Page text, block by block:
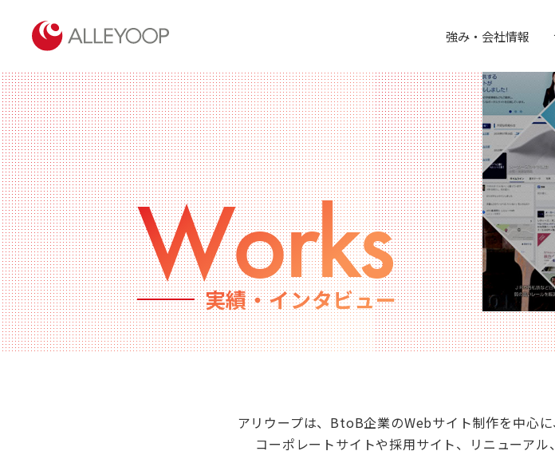
強み・会社情報
Works
実績・インタビュー
アリウープは、BtoB企業のWebサイト制作を中心
コーポレートサイトや採用サイト、リニューアル